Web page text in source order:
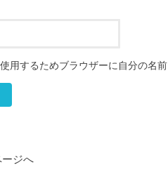
用するためブラウザーに自分の名
ージへ